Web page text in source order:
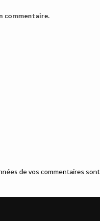
commentaire.
de vos commentaires sont